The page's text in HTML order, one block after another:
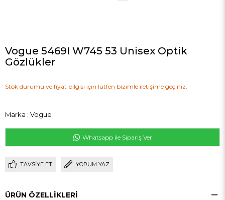
Vogue 5469I W745 53 Unisex Optik
Gözlükler
Stok durumu ve fiyat bilgisi için lütfen bizimle iletişime geçiniz.
Marka : Vogue
Whatsapp ile Sipariş Ver
TAVSIYE ET YORUM YAZ
ÜRÜN ÖZELLIKLERI